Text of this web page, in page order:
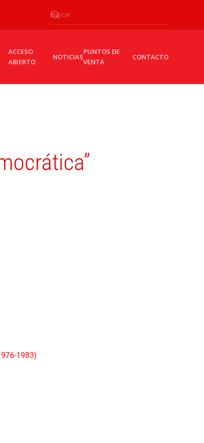
ACCESO
ABIERTO
NOTICIAS
PUNTOS DE
VENTA
CONTACTO
1983)